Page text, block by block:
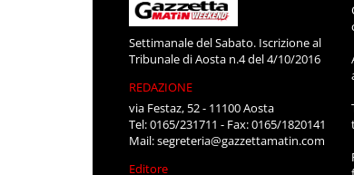
Settimanale del Sabato. Iscrizione al
Tribunale di Aosta n.4 del 4/10/2016
REDAZIONE
via Festaz, 52 - 11100 Aosta
Tel: 0165/231711 - Fax: 0165/1820141
Mail:segreteria@gazzettamatin.com
Editore